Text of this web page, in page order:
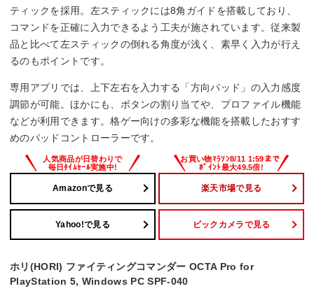
ティックを採用。左スティックには8角ガイドを搭載しており、
コマンドを正確に入力できるよう工夫が施されています。従来製
品と比べて左スティックの倒れる角度が浅く、素早く入力が行え
るのもポイントです。
専用アプリでは、上下左右を入力する「方向パッド」の入力感度
調節が可能。ほかにも、ボタンの割り当てや、プロファイル機能
などが利用できます。格ゲー向けの多彩な機能を搭載したおすす
めのパッドコントローラーです。
Amazonで見る 楽天市場で見る
Yahoo!で見る ビックカメラで見る
ホリ(HORI) ファイティングコマンダー OCTA Pro for
PlayStation 5, Windows PC SPF-040